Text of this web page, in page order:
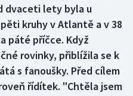
dvaceti lety byla u
kruhy v Atlantě a v 38
páté příčce. Když
rovinky, přiblížila se k
s fanoušky. Před cílem
řídítek. "Chtěla jsem